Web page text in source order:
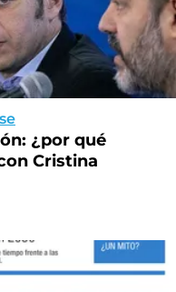
¿por qué
Cristina